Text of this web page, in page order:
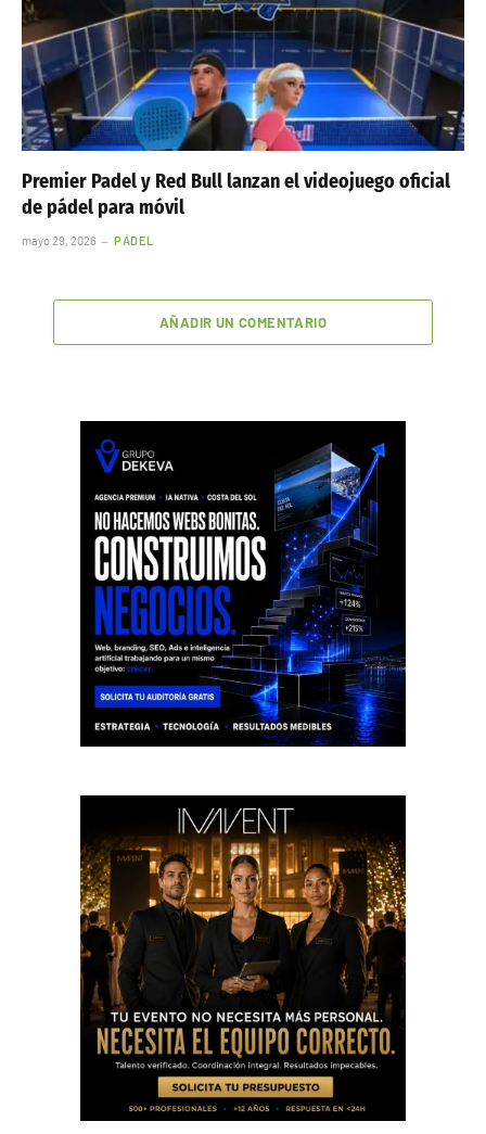
Premier Padel y Red Bull lanzan el videojuego oficial
de pádel para móvil
mayo 29, 2026 PÁDEL
AÑADIR UN COMENTARIO